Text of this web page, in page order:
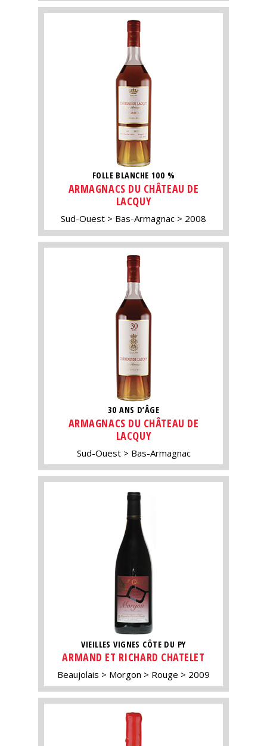
FOLLE BLANCHE 100 %
ARMAGNACS DU CHÂTEAU DE
LACQUY
Sud-Ouest Bas-Armagnac 2008
30 ANS D’ÂGE
ARMAGNACS DU CHÂTEAU DE
LACQUY
Sud-Ouest Bas-Armagnac
VIEILLES VIGNES CÔTE DU PY
ARMAND ET RICHARD CHATELET
Beaujolais Morgon Rouge 2009